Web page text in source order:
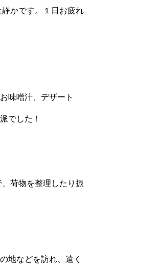
かです。１日お疲れ
味噌汁、デザート
でした！
荷物を整理したり振
地などを訪れ、遠く